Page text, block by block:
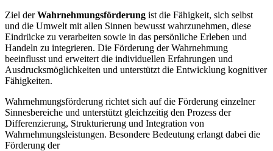
Ziel derWahrnehmungsförderung ist die Fähigkeit, sich selbst
und die Umwelt mit allen Sinnen bewusst wahrzunehmen, diese
Eindrücke zu verarbeiten sowie in das persönliche Erleben und
Handeln zu integrieren. Die Förderung der Wahrnehmung
beeinflusst und erweitert die individuellen Erfahrungen und
Ausdrucksmöglichkeiten und unterstützt die Entwicklung kognitiver
Fähigkeiten.
Wahrnehmungsförderung richtet sich auf die Förderung einzelner
Sinnesbereiche und unterstützt gleichzeitig den Prozess der
Differenzierung, Strukturierung und Integration von
Wahrnehmungsleistungen. Besondere Bedeutung erlangt dabei die
Förderung der